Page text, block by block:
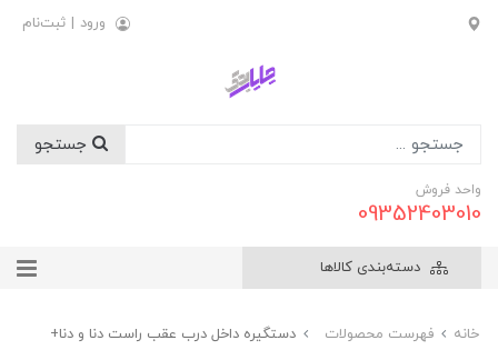
ورود | ثبت‌نام
واحد فروش
09352403010
دسته‌بندی کالاها
خانه فهرست محصولات دستگيره داخل درب عقب راست دنا و دنا+